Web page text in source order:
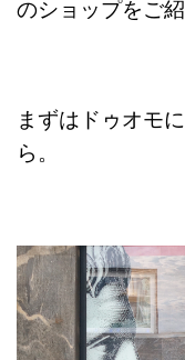
のショップをご紹
まずはドゥオモ
ら。